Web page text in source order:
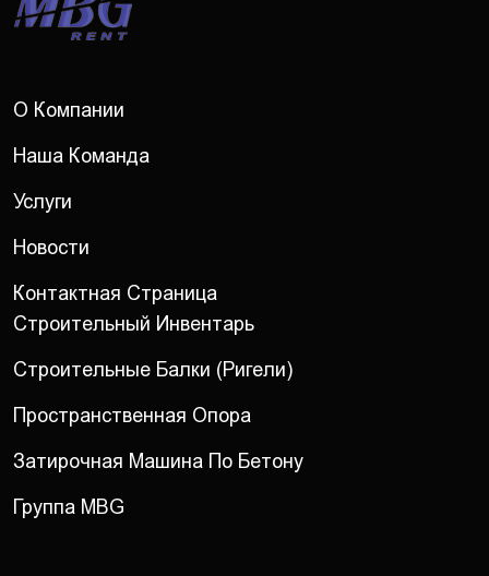
О Компании
Наша Команда
Услуги
Новости
Контактная Страница
Строительный Инвентарь
Строительные Балки (ригели)
Пространственная Опора
Затирочная Машина По Бетону
Группа MBG